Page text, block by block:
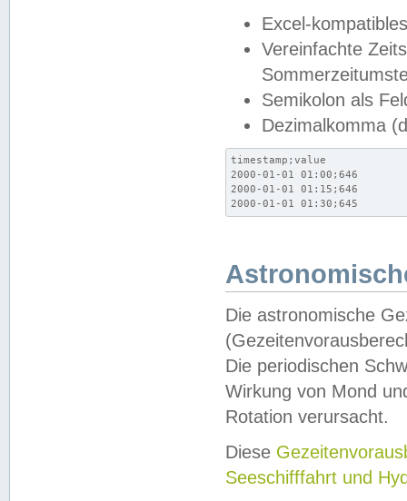
Excel-
Vereinfachte
Semikolon als
Dezimalkomma
timestamp;value
2000-01-01 01:00;646
2000-01-01 01:15;646
2000-01-01 01:30;645
Die astronomische
Die periodischen
Wirkung von Mond
Rotation verursacht.
Diese
Seeschifffahrt und